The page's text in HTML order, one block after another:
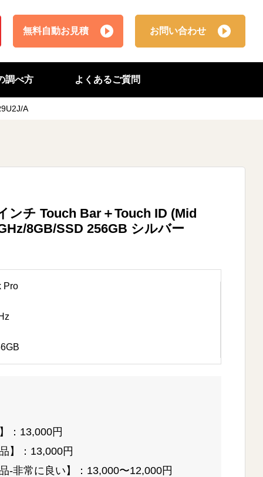
無料自動お見積 お問い合わせ
調べ方 よくあるご質問
A
ンチ Touch Bar＋Touch ID (Mid
8GB/SSD 256GB シルバー
Pro
：13,000円
】：13,000円
-非常に良い】：13,000〜12,000円